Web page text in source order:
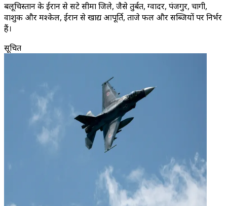
बलूचिस्तान के ईरान से सटे सीमा जिले, जैसे तुर्बत, ग्वादर, पंजगुर, चागी,
वाशुक और मश्केल, ईरान से खाद्य आपूर्ति, ताजे फल और सब्जियों पर निर्भर
हैं।
सूचित